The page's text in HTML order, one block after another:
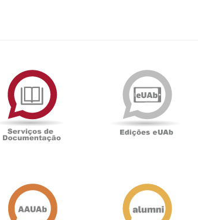
Documentação